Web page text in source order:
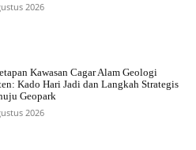
2026
Kawasan Cagar Alam Geologi
Kado Hari Jadi dan Langkah Strategis
Geopark
2026